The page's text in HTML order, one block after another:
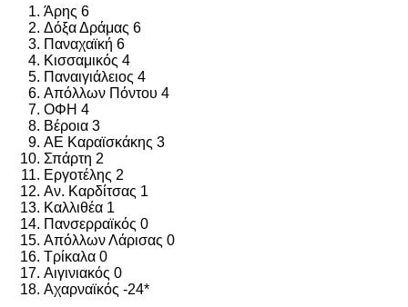
Άρης 6
Δόξα Δράμας 6
Παναχαϊκή 6
Κισσαμικός 4
Παναιγιάλειος 4
Απόλλων Πόντου 4
ΟΦΗ 4
Βέροια 3
ΑΕ Καραϊσκάκης 3
Σπάρτη 2
Εργοτέλης 2
Αν. Καρδίτσας 1
Καλλιθέα 1
Πανσερραϊκός 0
Απόλλων Λάρισας 0
Τρίκαλα 0
Αιγινιακός 0
Αχαρναϊκός -24*